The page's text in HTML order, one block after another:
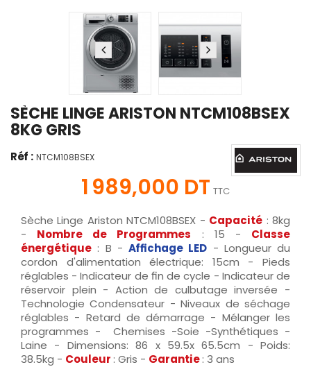
SÈCHE LINGE ARISTON NTCM108BSEX
8KG GRIS
Réf : NTCM108BSEX
1 989,000 DT TTC
Sèche Linge Ariston NTCM108BSEX - Capacité : 8kg
- Nombre de Programmes : 15 - Classe
énergétique : B - Affichage LED - Longueur du
cordon d'alimentation électrique: 15cm - Pieds
réglables - Indicateur de fin de cycle - Indicateur de
réservoir plein - Action de culbutage inversée -
Technologie Condensateur - Niveaux de séchage
réglables - Retard de démarrage - Mélanger les
programmes - Chemises -Soie -Synthétiques -
Laine - Dimensions: 86 x 59.5x 65.5cm - Poids:
38.5kg - Couleur : Gris - Garantie: 3 ans